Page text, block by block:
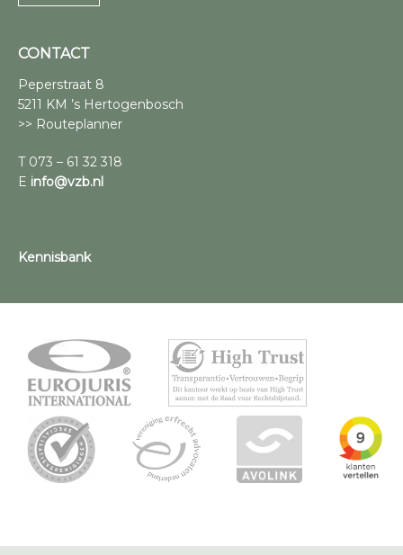
CONTACT
Peperstraat 8
5211 KM ’s Hertogenbosch
>> Routeplanner
T 073 – 61 32 318
E info@vzb.nl
Kennisbank